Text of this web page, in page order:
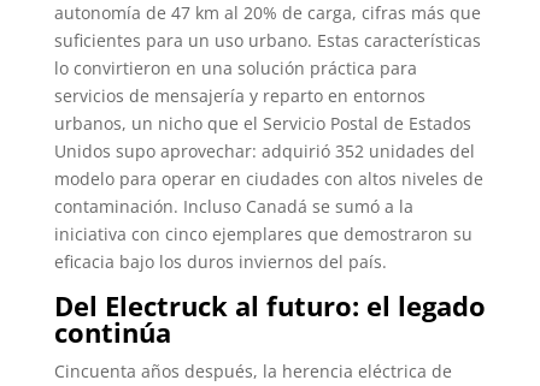
autonomía de 47 km al 20% de carga, cifras más que
suficientes para un uso urbano. Estas características
lo convirtieron en una solución práctica para
servicios de mensajería y reparto en entornos
urbanos, un nicho que el Servicio Postal de Estados
Unidos supo aprovechar: adquirió 352 unidades del
modelo para operar en ciudades con altos niveles de
contaminación. Incluso Canadá se sumó a la
iniciativa con cinco ejemplares que demostraron su
eficacia bajo los duros inviernos del país.
Del Electruck al futuro: el legado
continúa
Cincuenta años después, la herencia eléctrica de